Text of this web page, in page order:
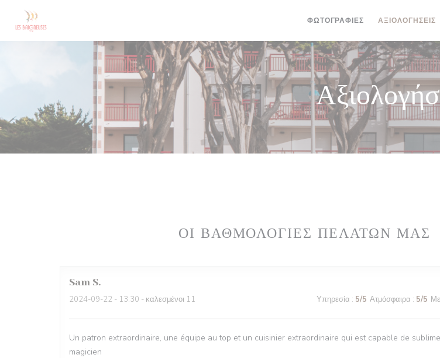
Πίνακας διαχείρισης "Μπισκότων" (Cookies)
ΦΩΤΟΓΡΑΦΊΕΣ ΑΞΙΟΛΟΓΉΣΕΙΣ
ΟΙ ΒΑΘΜΟΛΟΓΊΕΣ ΠΕΛΑΤΏΝ ΜΑΣ
Sam S
2024-09-22 - 13:30 - καλεσμένοι 11 Υπηρεσία : 5/5 Ατμόσφαιρα : 5/5
Un patron extraordinaire, une équipe au top et un cuisinier extraordinaire qui est capable de
magicien